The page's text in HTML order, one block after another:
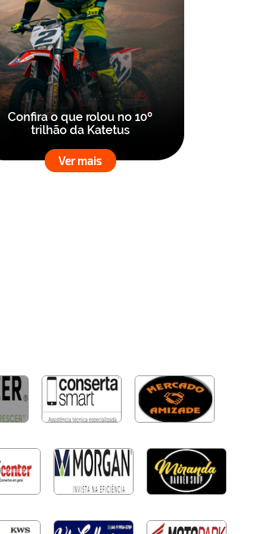
Confira o que rolou no 10º
trilhão da Katetus
Ver mais